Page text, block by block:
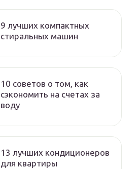
9 лучших компактных
стиральных машин
10 советов о том, как
сэкономить на счетах за
воду
13 лучших кондиционеров
для квартиры